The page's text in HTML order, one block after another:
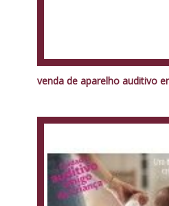
venda de aparelho auditivo